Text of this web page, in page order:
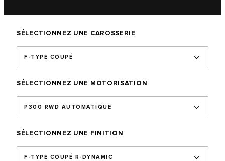
SÉLECTIONNEZ UNE CAROSSERIE
F-TYPE COUPÉ
SÉLECTIONNEZ UNE MOTORISATION
P300 RWD AUTOMATIQUE
SÉLECTIONNEZ UNE FINITION
F-TYPE COUPÉ R-DYNAMIC